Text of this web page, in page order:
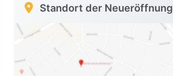
Standort der Neueröffnung